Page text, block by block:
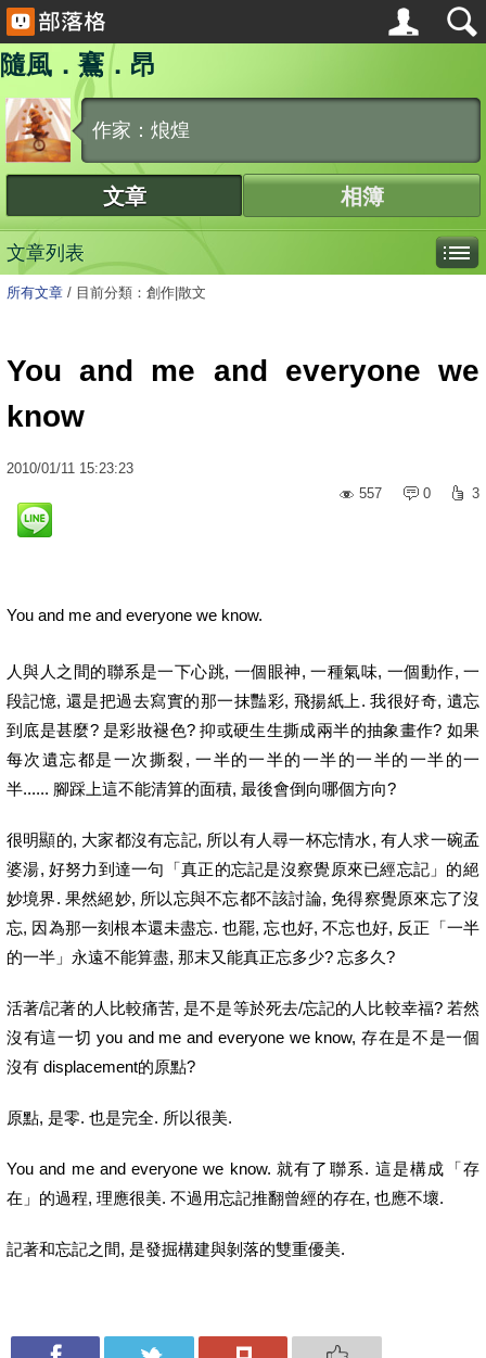
隨風．鶱．昂
作家：烺煌
文章 相簿
文章列表
所有文章 / 目前分類：創作|散文
You and me and everyone we
know
2010/01/11 15:23:23
557
0 3
You and me and everyone we know.
人與人之間的聯系是一下心跳, 一個眼神, 一種氣味, 一個動作, 一
段記憶, 還是把過去寫實的那一抹豔彩, 飛揚紙上. 我很好奇, 遺忘
到底是甚麼? 是彩妝褪色? 抑或硬生生撕成兩半的抽象畫作? 如果
每次遺忘都是一次撕裂, 一半的一半的一半的一半的一半的一
半...... 腳踩上這不能清算的面積, 最後會倒向哪個方向?
很明顯的, 大家都沒有忘記, 所以有人尋一杯忘情水, 有人求一碗孟
婆湯, 好努力到達一句「真正的忘記是沒察覺原來已經忘記」的絕
妙境界. 果然絕妙, 所以忘與不忘都不該討論, 免得察覺原來忘了沒
忘, 因為那一刻根本還未盡忘. 也罷, 忘也好, 不忘也好, 反正「一半
的一半」永遠不能算盡, 那末又能真正忘多少? 忘多久?
活著/記著的人比較痛苦, 是不是等於死去/忘記的人比較幸福? 若然
沒有這一切 you and me and everyone we know, 存在是不是一個
沒有 displacement的原點?
原點, 是零. 也是完全. 所以很美.
You and me and everyone we know. 就有了聯系. 這是構成「存
在」的過程, 理應很美. 不過用忘記推翻曾經的存在, 也應不壞.
記著和忘記之間, 是發掘構建與剝落的雙重優美.